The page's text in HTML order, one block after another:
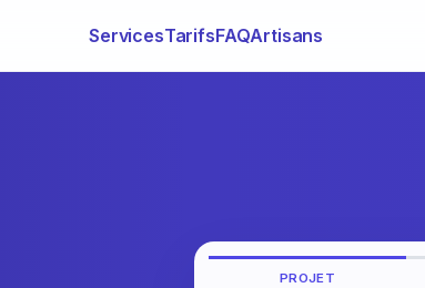
ServicesTarifsFAQArtisans
PROJET